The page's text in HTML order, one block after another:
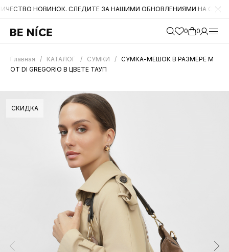
СЛЕДИТЕ ЗА НАШИМИ ОБНОВЛЕНИЯМИ НА САЙТЕ. А
0 0
Главная / КАТАЛОГ / СУМКИ / СУМКА-МЕШОК В РАЗМЕРЕ М
ОТ DI GREGORIO В ЦВЕТЕ ТАУП
СКИДКА